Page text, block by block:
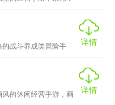
战斗养成类冒险手
详情
的休闲经营手游，画
详情